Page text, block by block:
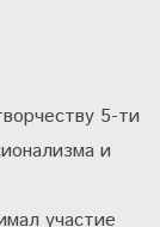
5-ти
и
участие